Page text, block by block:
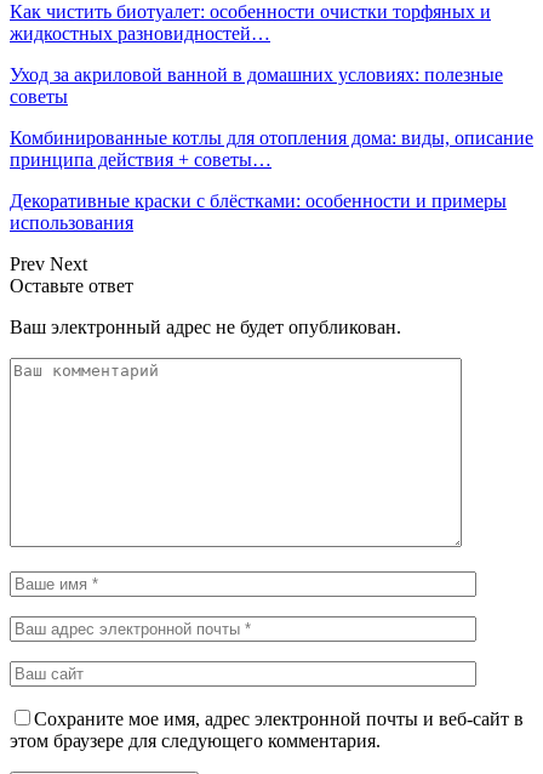
Как чистить биотуалет: особенности очистки торфяных и
жидкостных разновидностей…
Уход за акриловой ванной в домашних условиях: полезные
советы
Комбинированные котлы для отопления дома: виды, описание
принципа действия + советы…
Декоративные краски с блёстками: особенности и примеры
использования
Prev Next
Оставьте ответ
Ваш электронный адрес не будет опубликован.
Сохраните мое имя, адрес электронной почты и веб-сайт в
этом браузере для следующего комментария.